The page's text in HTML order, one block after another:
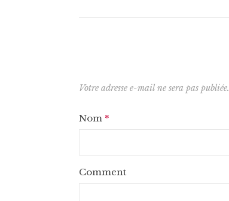
Votre adresse e-mail ne sera pas publiée.
Nom *
Comment